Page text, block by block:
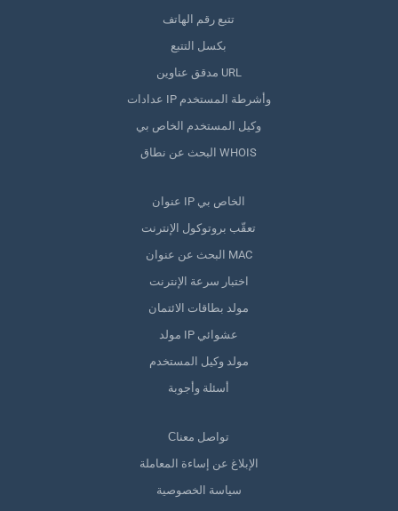
تتبع رقم الهاتف
بكسل التتبع
مدقق عناوين URL
عدادات IP وأشرطة المستخدم
وكيل المستخدم الخاص بي
البحث عن نطاق WHOIS
عنوان IP الخاص بي
تعقّب بروتوكول الإنترنت
البحث عن عنوان MAC
اختبار سرعة الإنترنت
مولد بطاقات الائتمان
مولد IP عشوائي
مولد وكيل المستخدم
أسئلة وأجوبة
Сتواصل معنا
الإبلاغ عن إساءة المعاملة
سياسة الخصوصية